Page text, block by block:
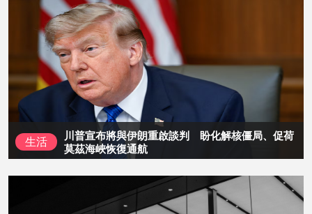
生活
川普宣布將與伊朗重啟談判 盼化解核僵局、促荷
莫茲海峽恢復通航